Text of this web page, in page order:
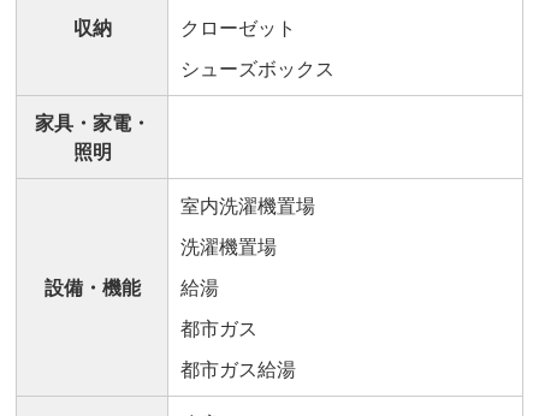
収納
クローゼット
シューズボックス
家具・家電・
照明
設備・機能
室内洗濯機置場
洗濯機置場
給湯
都市ガス
都市ガス給湯